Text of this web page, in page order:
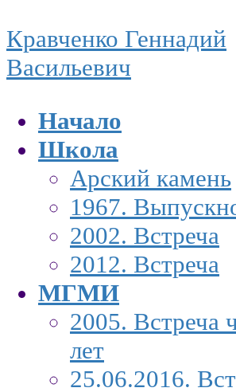
Skip
to
content
Skip
to
Navigation
Кравченко Геннадий
Васильевич
Начало
Школа
Арский камень
1967.
2002. Встреча
2012. Встреча
МГМИ
2005. Встреча
лет
25.06.2016.